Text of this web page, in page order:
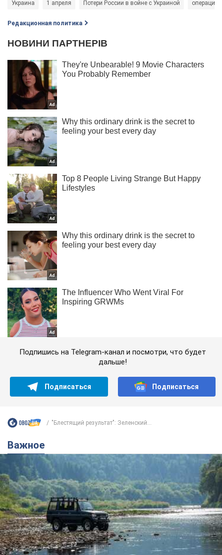
Украина 1 апреля Потери России в войне с Украиной операция
Редакционная политика
Подпишись на Telegram-канал и посмотри, что будет
дальше!
Подписаться Подписаться
"Блестящий результат": Зеленский...
Важное